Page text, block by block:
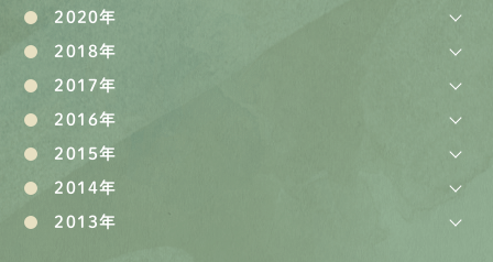
2020年
2018年
2017年
2016年
2015年
2014年
2013年